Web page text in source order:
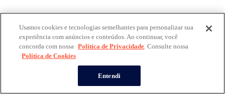
Usamos cookies e tecnologias semelhantes para personalizar sua
experiência com anúncios e conteúdos. Ao continuar, você
concorda com nossa Política de Privacidade. Consulte nossa
Política de Cookies
Entendi